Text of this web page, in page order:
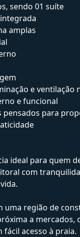
sendo 01 suíte
amplas
e ventilação
e funcional
pensados para
ideal para quem
com
uma região de
a mercados,
fácil acesso à praia.